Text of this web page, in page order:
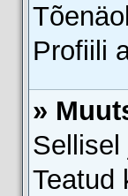
Profiili
»
Sellisel
Teatud